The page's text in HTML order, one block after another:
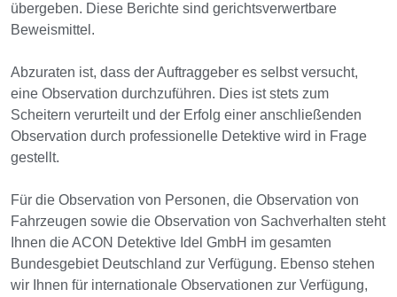
übergeben. Diese Berichte sind gerichtsverwertbare
Beweismittel.
Abzuraten ist, dass der Auftraggeber es selbst versucht,
eine Observation durchzuführen. Dies ist stets zum
Scheitern verurteilt und der Erfolg einer anschließenden
Observation durch professionelle Detektive wird in Frage
gestellt.
Für die Observation von Personen, die Observation von
Fahrzeugen sowie die Observation von Sachverhalten steht
Ihnen die ACON Detektive Idel GmbH im gesamten
Bundesgebiet Deutschland zur Verfügung. Ebenso stehen
wir Ihnen für internationale Observationen zur Verfügung,